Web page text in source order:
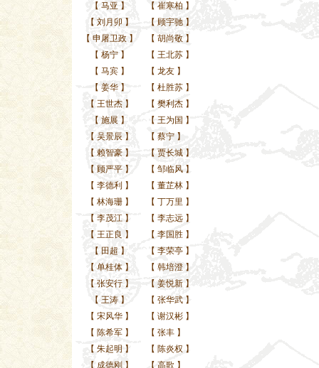
【 马亚 】 【 崔寒柏 】
【 刘月卯 】 【 顾宇驰 】
【 申屠卫政】 【 胡尚敬 】
【 杨宁】 【 王北苏 】
【 马宾】 【 龙友 】
【 姜华】 【 杜胜苏 】
【 王世杰】 【 樊利杰 】
【 施展 】 【 王为国 】
【 吴景辰 】 【 蔡宁 】
【 赖智豪】 【 贾长城 】
【 顾严平】 【 邹临风 】
【 李德利 】 【 董芷林 】
【 林海珊】 【 丁万里 】
【 李茂江】 【 李志远 】
【 王正良 】 【 李国胜 】
【 田超 】 【 李荣亭 】
【 单桂体】 【 韩培澄 】
【 张安行】 【 姜悦新 】
【 王涛】 【 张华武 】
【 宋风华】 【 谢汉彬 】
【 陈希军】 【 张丰 】
【 朱起明 】 【 陈炎权 】
【 成德刚 】 【 高歌 】